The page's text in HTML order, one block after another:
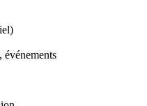
événements